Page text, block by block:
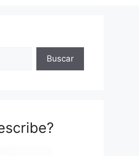
Buscar